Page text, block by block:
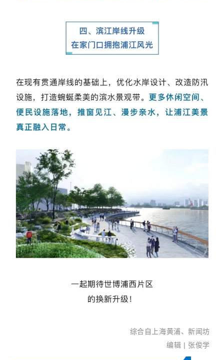
综合自上海黄浦、新闻坊
编辑 | 张俊学